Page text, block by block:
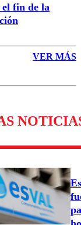
el fin de la
VER MÁS